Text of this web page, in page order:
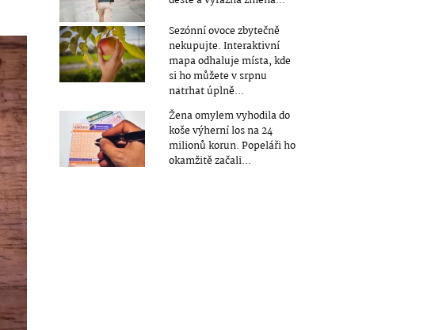
Sezónní ovoce zbytečně
nekupujte. Interaktivní
mapa odhaluje místa, kde
si ho můžete v srpnu
natrhat úplně...
Žena omylem vyhodila do
koše výherní los na 24
milionů korun. Popeláři ho
okamžitě začali...